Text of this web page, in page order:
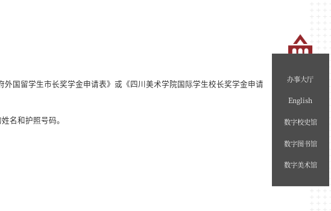
国留学生市长奖学金申请表》或《四川美术学院国际学生校长奖学金申请
名和护照号码。
办事大厅
English
数字校史馆
数字图书馆
数字美术馆